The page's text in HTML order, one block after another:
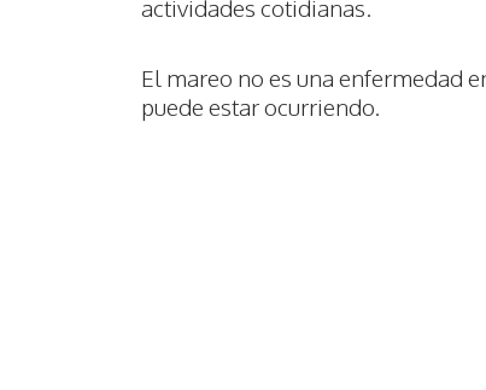
actividades cotidianas.
El mareo no es una enfermedad
puede estar ocurriendo.